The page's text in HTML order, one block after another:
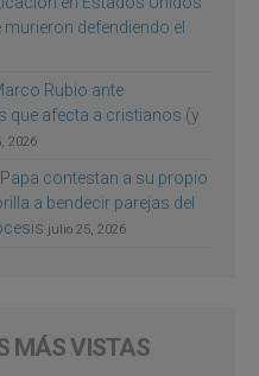
defendiendo el
Rubio ante
que afecta a cristianos (y
2026
contestan a su propio
a bendecir parejas del
julio 25, 2026
MÁS VISTAS